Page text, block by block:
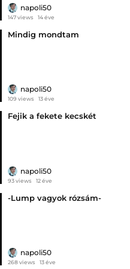
napoli50
147 views 14 éve
Mindig mondtam
napoli50
109 views 13 éve
Fejik a fekete kecskét
napoli50
93 views 12 éve
-Lump vagyok rózsám-
napoli50
268 views 13 éve